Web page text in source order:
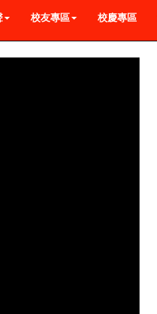
校友專區 校慶專區